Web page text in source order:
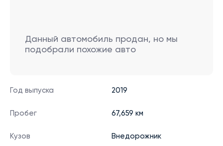
Год выпуска 2019
Пробег 67,659 км
Кузов Внедорожник
Данный автомобиль продан, но мы
подобрали похожие авто